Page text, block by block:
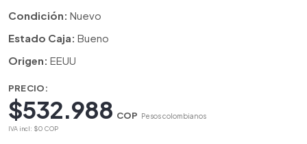
Condición: Nuevo
Estado Caja: Bueno
Origen: EEUU
PRECIO:
$532.988 COP Pesos colombianos
IVA incl: $0 COP